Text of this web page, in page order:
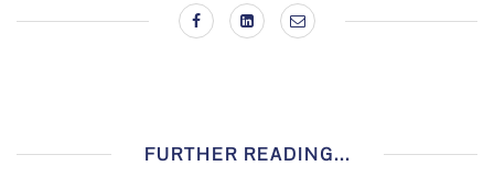
FURTHER READING...